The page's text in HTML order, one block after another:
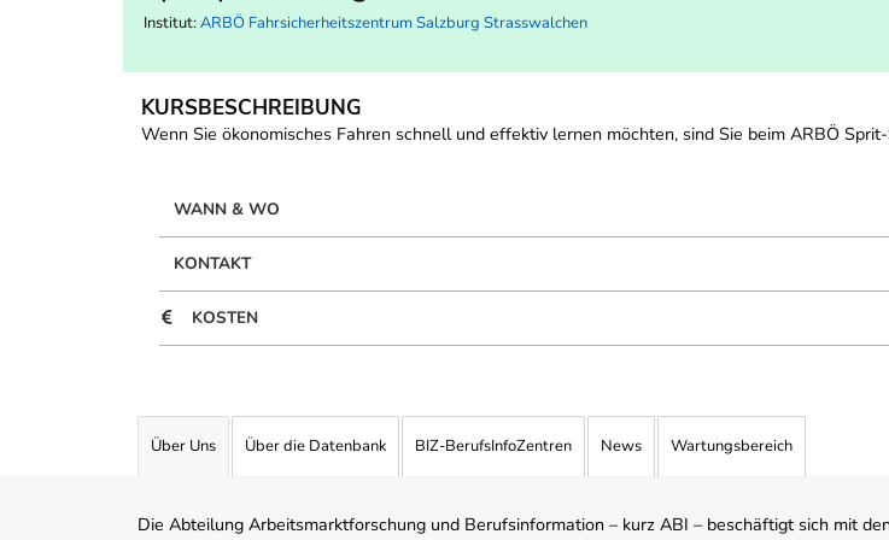
Institut: ARBÖ Fahrsicherheitszentrum Salzburg Strasswalchen
KURSBESCHREIBUNG
Wenn Sie ökonomisches Fahren schnell und effektiv lernen möchten, sind Sie beim ARBÖ
WANN & WO
KONTAKT
KOSTEN
Über Uns Über die Datenbank BIZ-BerufsInfoZentren News Wartungsbereich
Die Abteilung Arbeitsmarktforschung und Berufsinformation – kurz ABI – beschäftigt sich mit